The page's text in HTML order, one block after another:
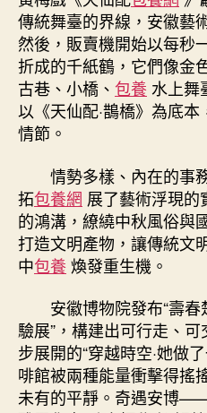
傳統舞臺的界線，安徽藝
然後，販賣機開始以每秒
折成的千紙鶴，它們像金
古巷、小橋、 包養 水上舞
以《天仙配·鵲橋》為底本
情節。
情勢多樣、內在的事
拓包養網 展了藝術浮現的
的鴻溝，繚繞中秋風俗與
打造文明產物，讓傳統文
中包養煥發重生機。
安徽博物院發布“壽春
驗展”，構建出可行走、可
步展開的“穿越時空·她做
啡館被兩種能量衝擊得搖
未有的平靜。奇遇安博